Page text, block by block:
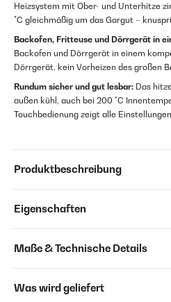
Heizsystem mit Ober- und Unterhitze
°C gleichmäßig um das Gargut –
Backofen, Fritteuse und Dörrgerät in
Backofen und Dörrgerät in einem
Dörrgerät, kein Vorheizen des großen
Rundum sicher und gut lesbar: Das
außen kühl, auch bei 200 °C
Touchbedienung zeigt alle
Produktbeschreibung
Eigenschaften
Maße & Technische Details
Was wird geliefert